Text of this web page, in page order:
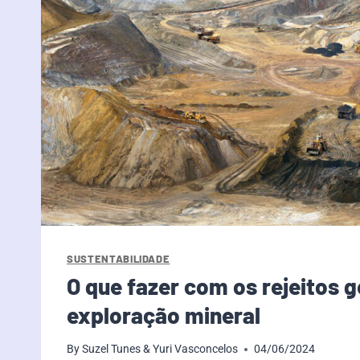
SUSTENTABILIDADE
O que fazer com os rejeitos
exploração mineral
BySuzel Tunes & Yuri Vasconcelos 04/06/2024